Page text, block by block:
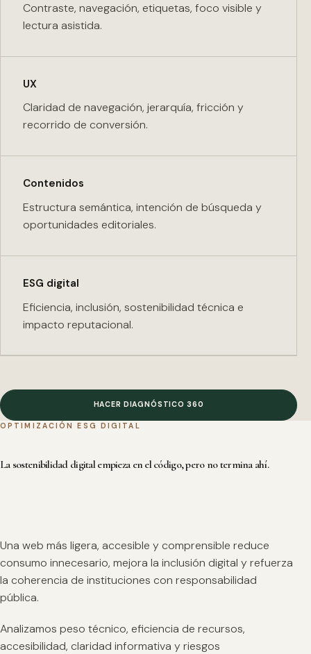
Contraste, navegación, etiquetas, foco visible y
lectura asistida.
UX
Claridad de navegación, jerarquía, fricción y
recorrido de conversión.
Contenidos
Estructura semántica, intención de búsqueda y
oportunidades editoriales.
ESG digital
Eficiencia, inclusión, sostenibilidad técnica e
impacto reputacional.
HACER DIAGNÓSTICO 360
OPTIMIZACIÓN ESG DIGITAL
La sostenibilidad digital empieza en el código, pero no termina ahí.
Una web más ligera, accesible y comprensible reduce
consumo innecesario, mejora la inclusión digital y refuerza
la coherencia de instituciones con responsabilidad
pública.
Analizamos peso técnico, eficiencia de recursos,
accesibilidad, claridad informativa y riesgos